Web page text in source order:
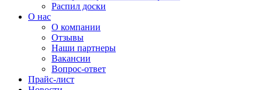
Распил доски
О нас
О компании
Отзывы
Наши партнеры
Вакансии
Вопрос-ответ
Прайс-лист